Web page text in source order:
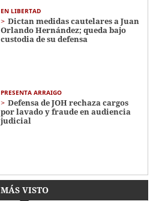
EN LIBERTAD
Dictan medidas cautelares a Juan
Orlando Hernández; queda bajo
custodia de su defensa
PRESENTA ARRAIGO
Defensa de JOH rechaza cargos
por lavado y fraude en audiencia
judicial
MÁS VISTO